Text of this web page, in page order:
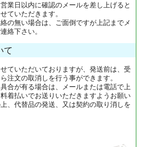
業日以内に確認のメールを差し上げると
ていただきます。
の無い場合は、ご面倒ですが上記までメ
絡下さい。
て
ていただいておりますが、発送前は、受
注文の取消しを行う事ができます。
合が有る場合は、メールまたは電話で上
着払いでお送りいただきますようお願い
、代替品の発送、又は契約の取り消しを